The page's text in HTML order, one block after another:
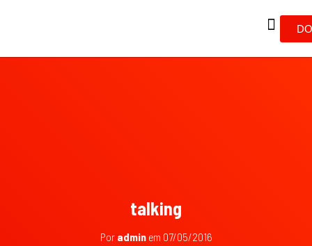
talking
Por adminem 07/05/2016